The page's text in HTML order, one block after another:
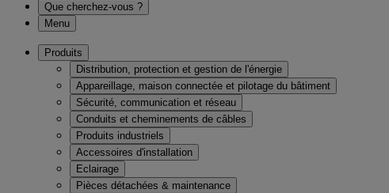
Que cherchez-vous ?
Menu
Produits
Distribution, protection et gestion de l'énergie
Appareillage, maison connectée et pilotage du bâtiment
Sécurité, communication et réseau
Conduits et cheminements de câbles
Produits industriels
Accessoires d'installation
Eclairage
Pièces détachées & maintenance